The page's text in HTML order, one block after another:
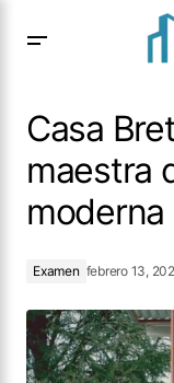
Casa
maestra
moderna
Examen febrero 13,